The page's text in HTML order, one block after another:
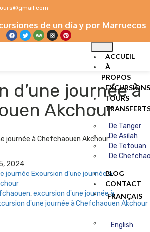
de un día y por Marruecos
ACCUEIL
À
PROPOS
EXCURSIONS
TOURS
TRANSFERTS
De Tanger
De Asilah
De Tetouan
De
BLOG
CONTACT
FRANÇAIS
English
d’une journée à
Akchour
journée à Chefchaouen Akchour
2024
journée Excursion d'une journée à
,excursion d'une journée à
d'une journée à Chefchaouen Akchour